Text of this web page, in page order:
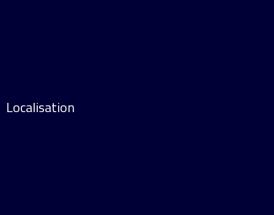
Localisation